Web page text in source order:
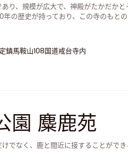
り、規模が広大で、神殿がたかだか
年の歴史が持っており、この寺のもと
鎮馬鞍山108国道戒台寺内
園 麋鹿苑
でなく、鹿と間近に接することがで